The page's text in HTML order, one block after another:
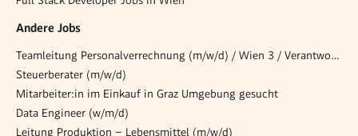
Andere Jobs
Teamleitung Personalverrechnung (m/w/d) / Wien 3 / Verantwortung, Gestaltung, Entwicklung
Steuerberater (m/w/d)
Mitarbeiter:in im Einkauf in Graz Umgebung gesucht
Data Engineer (w/m/d)
Leitung Produktion – Lebensmittel (m/w/d)